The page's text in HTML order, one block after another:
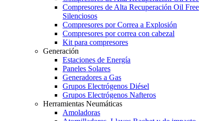
Compresores de Alta Recuperación Oil Free
Silenciosos
Compresores por Correa a Explosión
Compresores por correa con cabezal
Kit para compresores
Generación
Estaciones de Energía
Paneles Solares
Generadores a Gas
Grupos Electrógenos Diésel
Grupos Electrógenos Nafteros
Herramientas Neumáticas
Amoladoras